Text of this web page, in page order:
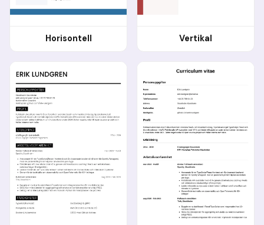
Horisontell Vertikal